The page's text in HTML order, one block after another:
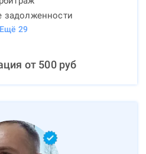
задолженности
Ещё 29
от 500руб